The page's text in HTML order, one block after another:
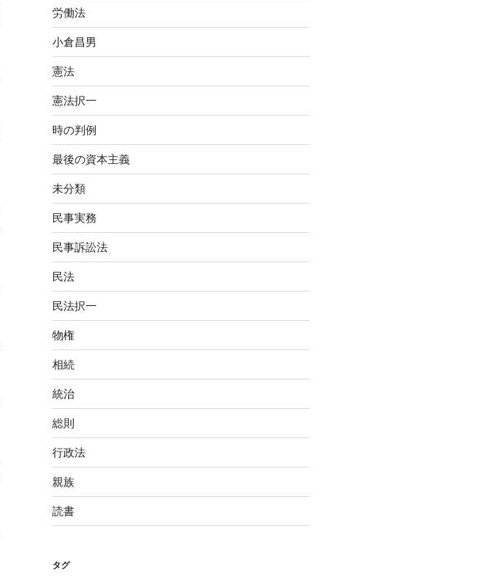
労働法
小倉昌男
憲法
憲法択一
時の判例
最後の資本主義
未分類
民事実務
民事訴訟法
民法
民法択一
物権
相続
統治
総則
行政法
親族
読書
タグ